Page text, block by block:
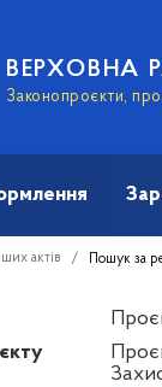
ВЕРХОВНА
Законопроєкти,
актів Пошук за